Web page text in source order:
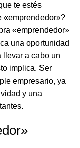
te estés
«emprendedor»?
«emprendedor»
una oportunidad
llevar a cabo un
implica. Ser
empresario, ya
y una